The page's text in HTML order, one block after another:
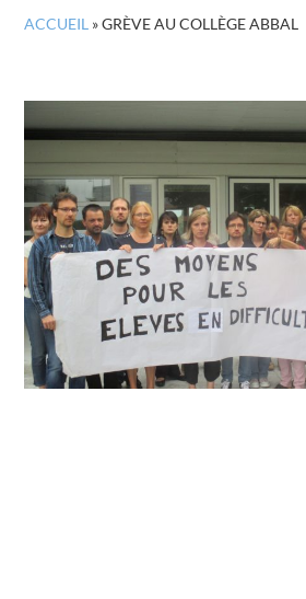
ACCUEIL »GRÈVE AU COLLÈGE ABBAL